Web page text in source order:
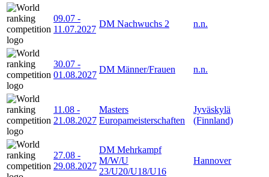
09.07 -
11.07.2027
DM Nachwuchs 2 n.n.
30.07 -
01.08.2027
DM Männer/Frauen n.n.
11.08 -
21.08.2027
Masters
Europameisterschaften
Jyväskylä
(Finnland)
27.08 -
29.08.2027
DM Mehrkampf
M/W/U
23/U20/U18/U16
Hannover